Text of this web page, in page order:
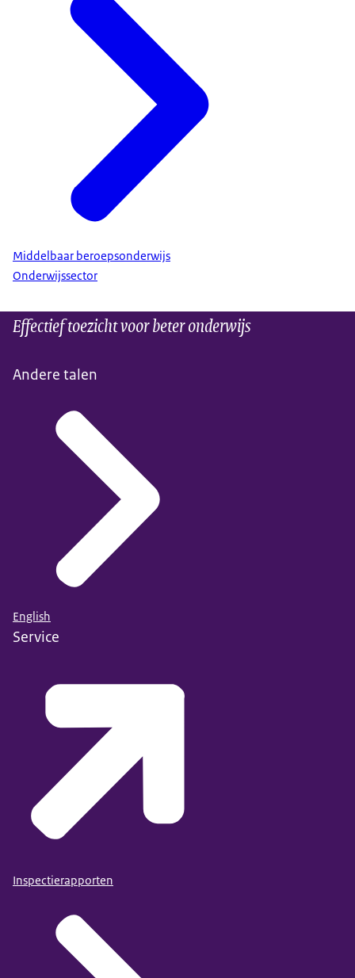
Middelbaar beroepsonderwijs
Onderwijssector
Effectief toezicht voor beter onderwijs
Andere talen
English
Service
Inspectierapporten